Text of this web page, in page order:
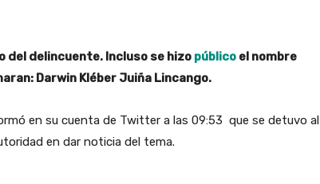
del delincuente. Incluso se hizo público el nombre
Darwin Kléber Juiña Lincango.
en su cuenta de Twitter a las 09:53 que se detuvo al
en dar noticia del tema.